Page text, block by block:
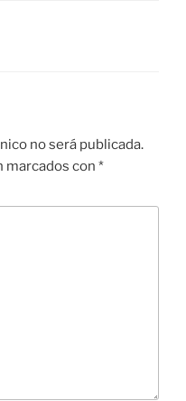
no será publicada.
marcados con *